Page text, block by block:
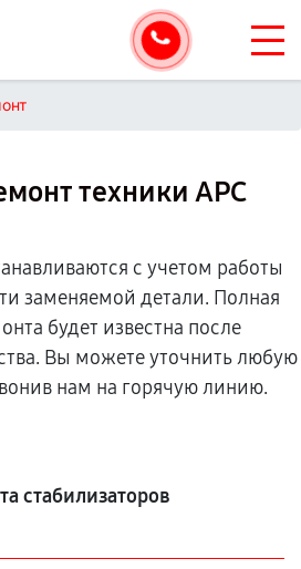
техники APC
с учетом работы
заменяемой детали. Полная
будет известна после
Вы можете уточнить любую
нам на горячую линию.
стабилизаторов